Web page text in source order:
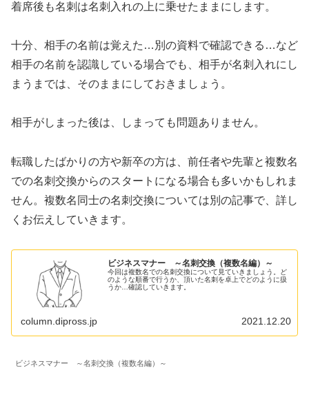
着席後も名刺は名刺入れの上に乗せたままにします。
十分、相手の名前は覚えた…別の資料で確認できる…など
相手の名前を認識している場合でも、相手が名刺入れにし
まうまでは、そのままにしておきましょう。
相手がしまった後は、しまっても問題ありません。
転職したばかりの方や新卒の方は、前任者や先輩と複数名
での名刺交換からのスタートになる場合も多いかもしれま
せん。複数名同士の名刺交換については別の記事で、詳し
くお伝えしていきます。
ビジネスマナー ～名刺交換（複数名編）～
今回は複数名での名刺交換について見ていきましょう。ど
のような順番で行うか、頂いた名刺を卓上でどのように扱
うか…確認していきます。
column.dipross.jp 2021.12.20
ビジネスマナー ～名刺交換（複数名編）～